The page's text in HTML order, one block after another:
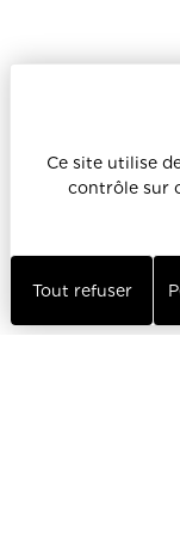
Ce site utilise
contrôle sur
Tout refuser